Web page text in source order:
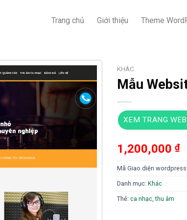
Trang chủ Giới thiệu Theme
KHÁC
Mẫu
XEM TRANG
1,200,000 ₫
Mã Giao diện
Danh mục: Khác
Thẻ: ca nhạc,thu âm